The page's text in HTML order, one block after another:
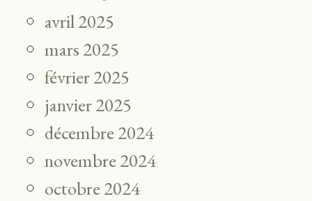
avril 2025
mars 2025
février 2025
janvier 2025
décembre 2024
novembre 2024
octobre 2024